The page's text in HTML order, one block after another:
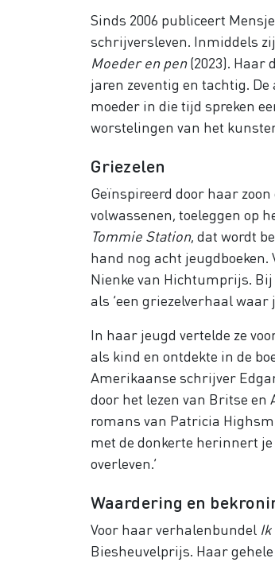
Sinds 2006 publiceert
schrijversleven. Inmiddels
Moeder en pen(2023). Haar
jaren zeventig en tachtig.
moeder in die tijd spreken
worstelingen van het
Griezelen
Geïnspireerd door haar
volwassenen, toeleggen op
Tommie Station, dat wordt
hand nog acht
Nienke van Hichtumprijs.
als ‘een griezelverhaal
In haar jeugd vertelde ze
als kind en ontdekte in de
Amerikaanse schrijver
door het lezen van Britse
romans van Patricia
met de donkerte herinnert
overleven.’
Waardering en
Voor haar verhalenbundel
Biesheuvelprijs. Haar